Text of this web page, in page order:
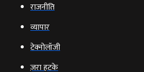
राजनीति
व्‍यापार
टेक्‍नोलॉजी
ज़रा हटके